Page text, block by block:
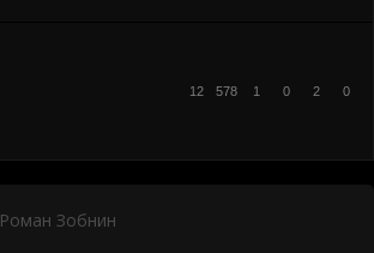
12 578 1 0 2 0
Роман Зобнин